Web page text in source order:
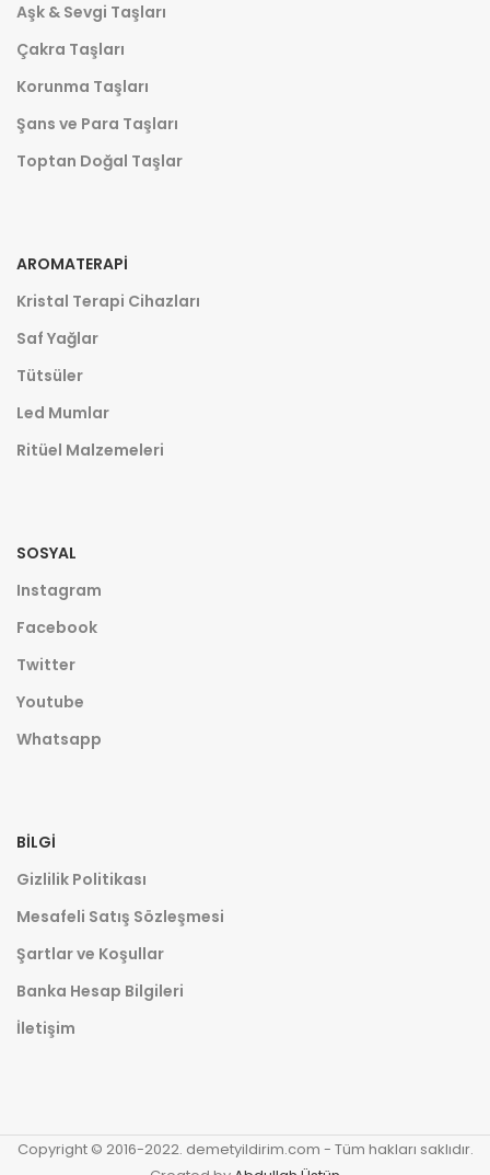
Aşk & Sevgi Taşları
Çakra Taşları
Korunma Taşları
Şans ve Para Taşları
Toptan Doğal Taşlar
AROMATERAPI
Kristal Terapi Cihazları
Saf Yağlar
Tütsüler
Led Mumlar
Ritüel Malzemeleri
SOSYAL
Instagram
Facebook
Twitter
Youtube
Whatsapp
BILGI
Gizlilik Politikası
Mesafeli Satış Sözleşmesi
Şartlar ve Koşullar
Banka Hesap Bilgileri
İletişim
Copyright © 2016-2022. demetyildirim.com - Tüm hakları saklıdır.